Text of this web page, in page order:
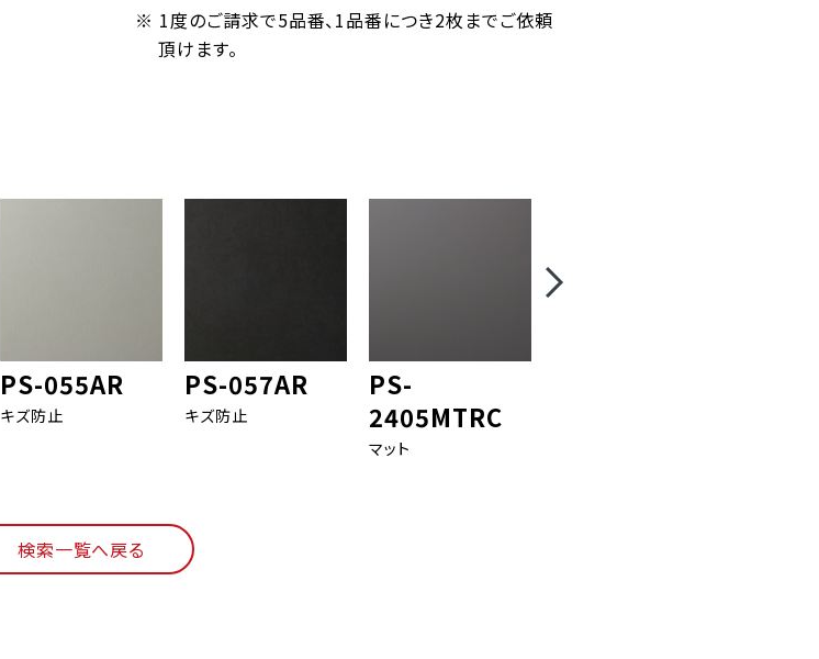
※ 1度のご請求で5品番、1品番につき2枚までご依頼
頂けます。
PS-055AR
キズ防止
PS-057AR
キズ防止
PS-
2405MTRC
マット
検索一覧へ戻る